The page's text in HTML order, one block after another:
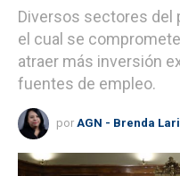
Diversos sectores del
el cual se
atraer más inversión
fuentes de empleo.
por AGN - Brenda